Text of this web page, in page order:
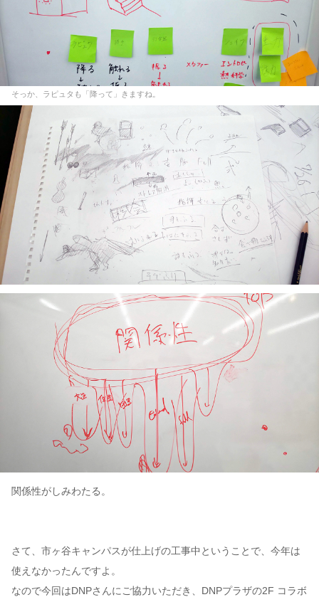
そっか、ラピュタも「降って」きますね。
関係性がしみわたる。
さて、市ヶ谷キャンパスが仕上げの工事中ということで、今年は
使えなかったんですよ。
なので今回はDNPさんにご協力いただき、DNPプラザの2F コラボ